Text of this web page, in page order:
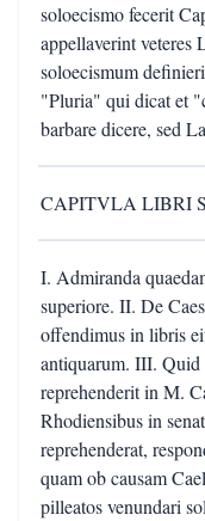
soloecismo fecerit
appellaverint veteres
soloecismum
"Pluria" qui dicat et
barbare dicere, sed
CAPITVLA LIBRI
I. Admiranda
superiore. II. De
offendimus in libris
antiquarum. III.
reprehenderit in M.
Rhodiensibus in
reprehenderat,
quam ob causam
pilleatos venundari